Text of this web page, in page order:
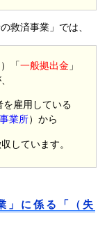
救済事業」では、
「一般拠出金 」
を雇用している
業所）から
収しています。
に係る「（失